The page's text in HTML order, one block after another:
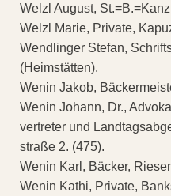
Welzl August,
Welzl Marie, Private,
Wendlinger Stefan,
(Heimstätten).
Wenin Jakob,
Wenin Johann, Dr.,
vertreter und
straße 2. (475).
Wenin Karl, Bäcker,
Wenin Kathi, Private,